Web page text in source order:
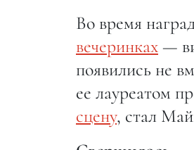
Во время
вечеринках—
появились не
ее лауреатом
сцену, стал